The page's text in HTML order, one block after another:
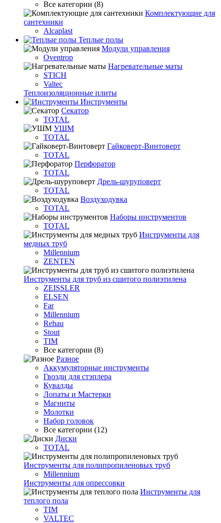
Все категории (8)
Комплектующие для
сантехники
Alcaplast
Теплые полы
Модули управления
Oventrop
Нагревательные маты
STICH
Valtec
Теплоизоляционные плиты
Инструменты
Секатор
TOTAL
УШМ
TOTAL
Гайковерт-Винтоверт
TOTAL
Перфоратор
TOTAL
Дрель-шуруповерт
TOTAL
Воздуходувка
TOTAL
Наборы инструментов
TOTAL
Инструменты для
медных труб
Millennium
ZENTEN
Инструменты для труб из сшитого полиэтилена
ZEISSLER
ELSEN
Far
Millennium
Rehau
Stout
TIM
Все категории (8)
Разное
Аккумуляторные инструменты
Гвозди для стэплера
Кувалды
Лопаты и Мастерки
Магниты
Молотки
Набор головок
Все категории (12)
Диски
TOTAL
Инструменты для полипропиленовых труб
Millennium
Инструменты для опрессовки
Инструменты для
теплого пола
TIM
VALTEC